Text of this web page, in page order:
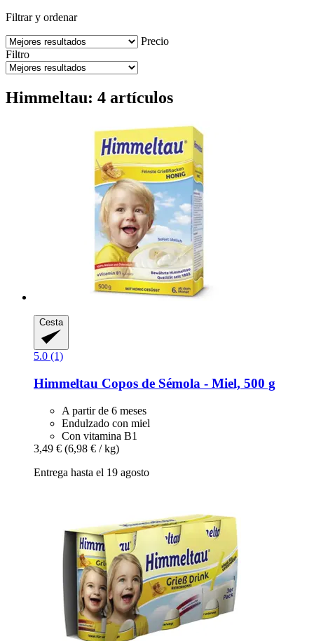
Filtrar y ordenar
Precio
Filtro
Himmeltau: 4 artículos
Cesta
5.0 (1)
Himmeltau Copos de Sémola -​ Miel, 500 g
A partir de 6 meses
Endulzado con miel
Con vitamina B1
3,49 € (6,98 € / kg)
Entrega hasta el 19 agosto